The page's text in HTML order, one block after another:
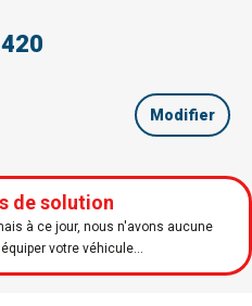
Modifier
de solution
à ce jour, nous n'avons aucune
votre véhicule...